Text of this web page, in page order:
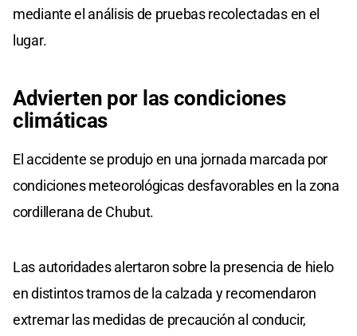
mediante el análisis de pruebas recolectadas en el
lugar.
Advierten por las condiciones
climáticas
El accidente se produjo en una jornada marcada por
condiciones meteorológicas desfavorables en la zona
cordillerana de Chubut.
Las autoridades alertaron sobre la presencia de hielo
en distintos tramos de la calzada y recomendaron
extremar las medidas de precaución al conducir,